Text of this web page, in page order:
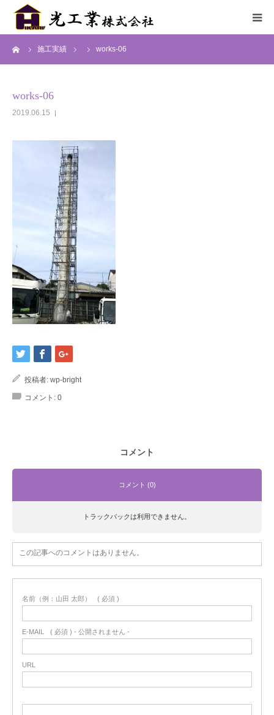
施工実績 works-06
works-06
2019.06.15
投稿者: wp-bright
コメント: 0
コメント
コメント (0)
トラックバックは利用できません。
この記事へのコメントはありません。
名前（例：山田 太郎） ( 必須 )
E-MAIL ( 必須 ) - 公開されません -
URL
HOME
施工実績
採用情報
会社概要